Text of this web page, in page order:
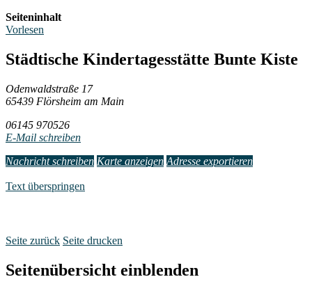
Seiteninhalt
Vorlesen
Städtische Kindertagesstätte Bunte Kiste
Odenwaldstraße 17
65439 Flörsheim am Main
06145 970526
E-Mail schreiben
Nachricht schreiben Karte anzeigen Adresse exportieren
Text überspringen
Seite zurück Seite drucken
Seitenübersicht einblenden